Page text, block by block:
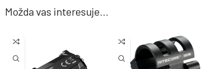
Možda vas interesuje...